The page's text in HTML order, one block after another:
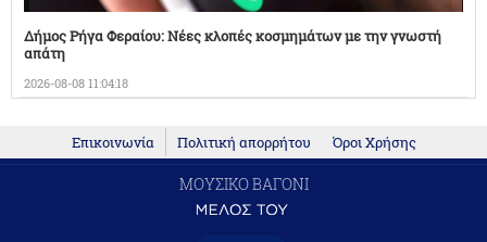
Δήμος Ρήγα Φεραίου: Νέες κλοπές κοσμημάτων με την γνωστή
απάτη
2026-08-08 11:04:18
Επικοινωνία Πολιτική απορρήτου Όροι Χρήσης
ΜΟΥΣΙΚΟ ΒΑΓΟΝΙ